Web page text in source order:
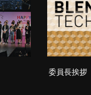
委員長挨拶